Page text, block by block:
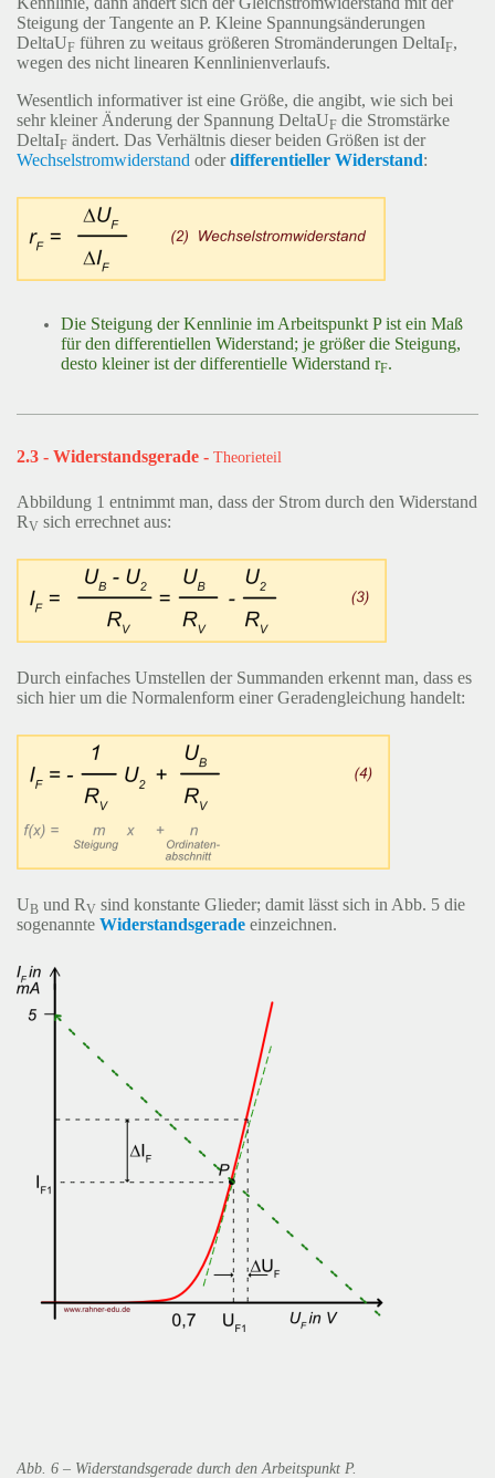
Steigung der Tangente an P. Kleine Spannungsänderungen
DeltaUF führen zu weitaus größeren Stromänderungen DeltaIF,
wegen des nicht linearen Kennlinienverlaufs.
Wesentlich informativer ist eine Größe, die angibt, wie sich bei
sehr kleiner Änderung der Spannung DeltaUF die Stromstärke
DeltaIF ändert. Das Verhältnis dieser beiden Größen ist der
Wechselstromwiderstand oderdifferentieller Widerstand:
Die Steigung der Kennlinie im Arbeitspunkt P ist ein Maß
für den differentiellen Widerstand; je größer die Steigung,
desto kleiner ist der differentielle Widerstand rF.
2.3 - Widerstandsgerade - Theorieteil
Abbildung 1 entnimmt man, dass der Strom durch den Widerstand
RV sich errechnet aus:
Durch einfaches Umstellen der Summanden erkennt man, dass es
sich hier um die Normalenform einer Geradengleichung handelt:
UB und RV sind konstante Glieder; damit lässt sich in Abb. 5 die
sogenannte Widerstandsgerade einzeichnen.
Abb. 6 – Widerstandsgerade durch den Arbeitspunkt P.